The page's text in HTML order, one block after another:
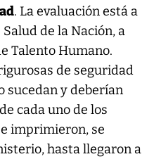
. La evaluación está a
de la Nación, a
Talento Humano.
de seguridad
sucedan y deberían
cada uno de los
imprimieron, se
hasta llegaron a